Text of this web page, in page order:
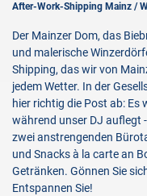
After-Work-Shipping Mainz /
Der Mainzer Dom, das
und malerische
Shipping, das wir von
jedem Wetter. In der
hier richtig die Post ab:
während unser DJ auflegt
zwei anstrengenden
und Snacks à la carte an
Getränken. Gönnen Sie
Entspannen Sie!